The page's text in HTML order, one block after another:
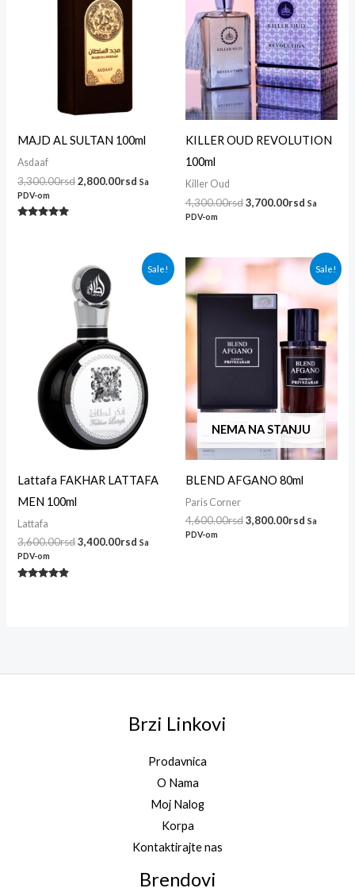
MAJD AL SULTAN 100ml
Asdaaf
3,300.00rsd2,800.00rsd Sa
PDV-om
KILLER OUD REVOLUTION
100ml
Killer Oud
4,300.00rsd3,700.00rsd Sa
PDV-om
Sale!
Lattafa FAKHAR LATTAFA
MEN 100ml
Lattafa
3,600.00rsd
Originalna
cena
je
bila:
3,600.00rsd.
3,400.00rsd
Trenutna
cena
3,400.00rsd.
Sa
PDV-om
Sale!
NEMA NA STANJU
BLEND AFGANO 80ml
Paris Corner
4,600.00rsd
Originalna
cena
bila:
4,600.00rsd.
3,800.00rsd
Trenutna
cena
Sa
PDV-om
Brzi Linkovi
Prodavnica
O Nama
Moj Nalog
Korpa
Kontaktirajte nas
Brendovi